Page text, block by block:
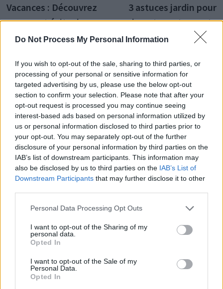
Do Not Process My Personal Information
If you wish to opt-out of the sale, sharing to third parties, or
processing of your personal or sensitive information for
targeted advertising by us, please use the below opt-out
section to confirm your selection. Please note that after your
opt-out request is processed you may continue seeing
interest-based ads based on personal information utilized by
us or personal information disclosed to third parties prior to
your opt-out. You may separately opt-out of the further
disclosure of your personal information by third parties on the
IAB’s list of downstream participants. This information may
also be disclosed by us to third parties on the IAB’s List of
Downstream Participants that may further disclose it to other
Personal Data Processing Opt Outs
I want to opt-out of the Sharing of my
personal data.
Opted In
I want to opt-out of the Sale of my
Personal Data.
Opted In
de
l’article
précédente :
Vacances : Découvrez
comment éviter la
catastrophe pour vos
absence
3 astuces jardin pour
booster votre vente
immobilière
Histoiredemaison
Voir tous les articles de
Histoiredemaison →
VOUS POURRIEZ AUSSI AIMER